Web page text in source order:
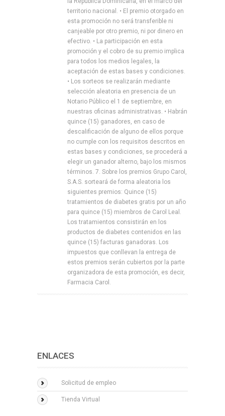
territorio nacional. • El premio otorgado en
esta promoción no será transferible ni
canjeable por otro premio, ni por dinero en
efectivo. • La participación en esta
promoción y el cobro de su premio implica
para todos los medios legales, la
aceptación de estas bases y condiciones.
• Los sorteos se realizarán mediante
selección aleatoria en presencia de un
Notario Público el 1 de septiembre, en
nuestras oficinas administrativas. • Habrán
quince (15) ganadores, en caso de
descalificación de alguno de ellos porque
no cumple con los requisitos descritos en
estas bases y condiciones, se procederá a
elegir un ganador alterno, bajo los mismos
términos. 7. Sobre los premios Grupo Carol,
S.A.S. sorteará de forma aleatoria los
siguientes premios: Quince (15)
tratamientos de diabetes gratis por un año
para quince (15) miembros de Carol Leal.
Los tratamientos consistirán en los
productos de diabetes contenidos en las
quince (15) facturas ganadoras. Los
impuestos que conllevan la entrega de
estos premios serán cubiertos por la parte
organizadora de esta promoción, es decir,
Farmacia Carol.
ENLACES
Solicitud de empleo
Tienda Virtual